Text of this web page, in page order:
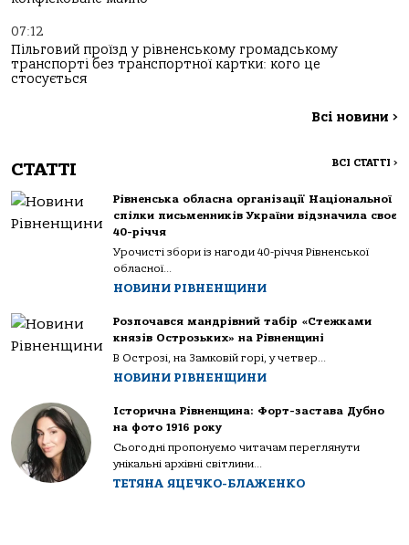
07:12
Пільговий проїзд у рівненському громадському
транспорті без транспортної картки: кого це
стосується
Всі новини >
СТАТТІ ВСІ СТАТТІ >
Рівненська обласна організації Національної
спілки письменників України відзначила своє
40-річчя
Урочисті збори із нагоди 40-річчя Рівненської
обласної...
НОВИНИ РІВНЕНЩИНИ
Розпочався мандрівний табір «Стежками
князів Острозьких» на Рівненщині
В Острозі, на Замковій горі, у четвер...
НОВИНИ РІВНЕНЩИНИ
Історична Рівненщина: Форт-застава Дубно
на фото 1916 року
Сьогодні пропонуємо читачам переглянути
унікальні архівні світлини...
ТЕТЯНА ЯЦЕЧКО-БЛАЖЕНКО